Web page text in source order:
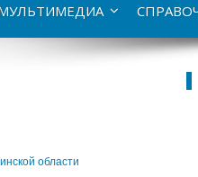
области